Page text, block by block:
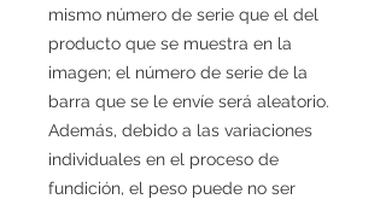
mismo número de serie que el del
producto que se muestra en la
imagen; el número de serie de la
barra que se le envíe será aleatorio.
Además, debido a las variaciones
individuales en el proceso de
fundición, el peso puede no ser